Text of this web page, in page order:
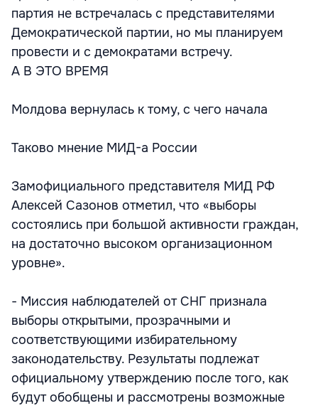
партия не встречалась с представителями
Демократической партии, но мы планируем
провести и с демократами встречу.
А В ЭТО ВРЕМЯ
Молдова вернулась к тому, с чего начала
Таково мнение МИД-а России
Замофициального представителя МИД РФ
Алексей Сазонов отметил, что «выборы
состоялись при большой активности граждан,
на достаточно высоком организационном
уровне».
- Миссия наблюдателей от СНГ признала
выборы открытыми, прозрачными и
соответствующими избирательному
законодательству. Результаты подлежат
официальному утверждению после того, как
будут обобщены и рассмотрены возможные